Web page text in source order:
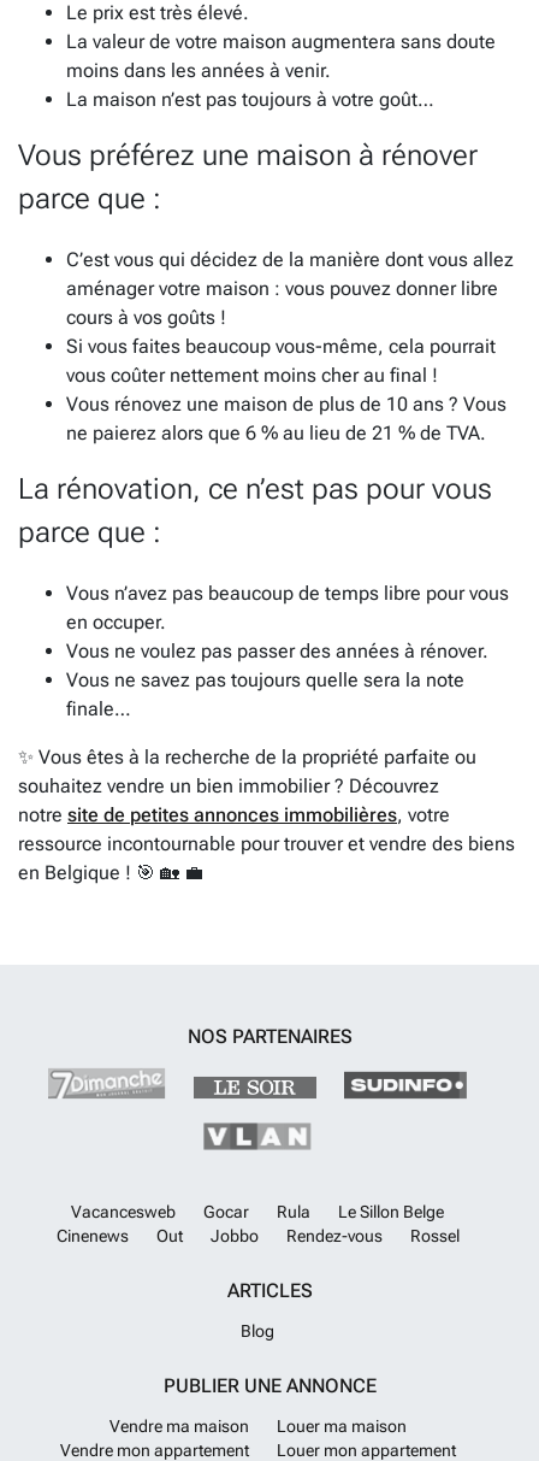
Le prix est très élevé.
La valeur de votre maison augmentera sans doute
moins dans les années à venir.
La maison n’est pas toujours à votre goût…
Vous préférez une maison à rénover
parce que :
C’est vous qui décidez de la manière dont vous allez
aménager votre maison : vous pouvez donner libre
cours à vos goûts !
Si vous faites beaucoup vous-même, cela pourrait
vous coûter nettement moins cher au final !
Vous rénovez une maison de plus de 10 ans ? Vous
ne paierez alors que 6 % au lieu de 21 % de TVA.
La rénovation, ce n’est pas pour vous
parce que :
Vous n’avez pas beaucoup de temps libre pour vous
en occuper.
Vous ne voulez pas passer des années à rénover.
Vous ne savez pas toujours quelle sera la note
finale…
✨ Vous êtes à la recherche de la propriété parfaite ou
souhaitez vendre un bien immobilier ? Découvrez
notre site de petites annonces immobilières, votre
ressource incontournable pour trouver et vendre des biens
en Belgique ! 🎯 🏡 💼
NOS PARTENAIRES
Vacancesweb Gocar Rula
Le Sillon Belge
Cinenews
Out Jobbo Rendez-vous Rossel
ARTICLES
Blog
PUBLIER UNE ANNONCE
Vendre ma maison
Louer ma maison
Vendre mon appartement
Louer mon appartement